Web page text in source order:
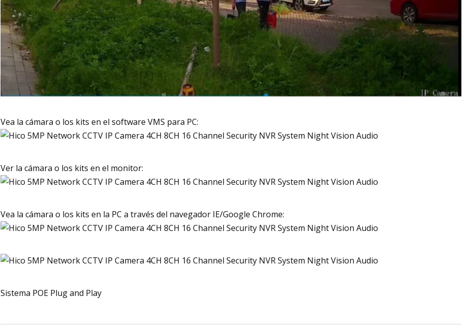
Vea la cámara o los kits en el software VMS para PC:
Ver la cámara o los kits en el monitor:
Vea la cámara o los kits en la PC a través del navegador IE/Google Chrome:
Sistema POE Plug and Play